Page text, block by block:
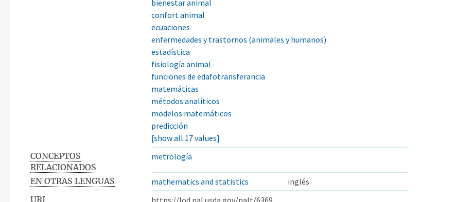
bienestar animal
confort animal
ecuaciones
enfermedades y trastornos (animales y humanos)
estadística
fisiología animal
funciones de edafotransferancia
matemáticas
métodos analíticos
modelos matemáticos
predicción
[show all 17 values]
CONCEPTOS
RELACIONADOS
metrología
EN OTRAS LENGUAS mathematics and statistics
inglés
URI
https://lod.nal.usda.gov/nalt/6369